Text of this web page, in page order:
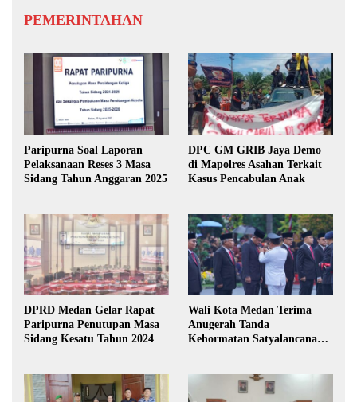
PEMERINTAHAN
Paripurna Soal Laporan
Pelaksanaan Reses 3 Masa
Sidang Tahun Anggaran 2025
DPC GM GRIB Jaya Demo
di Mapolres Asahan Terkait
Kasus Pencabulan Anak
DPRD Medan Gelar Rapat
Paripurna Penutupan Masa
Sidang Kesatu Tahun 2024
Wali Kota Medan Terima
Anugerah Tanda
Kehormatan Satyalancana